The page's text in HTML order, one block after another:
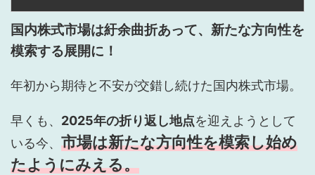
国内株式市場は紆余曲折あって、新たな方向性を
模索する展開に！
年初から期待と不安が交錯し続けた国内株式市場。
早くも、 2025年の折り返し地点を迎えようとして
いる今、 市場は新たな方向性を模索し始め
たようにみえる。